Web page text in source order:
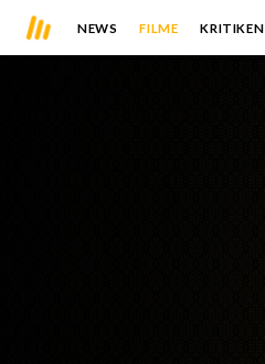
NEWS FILME KRITIKEN